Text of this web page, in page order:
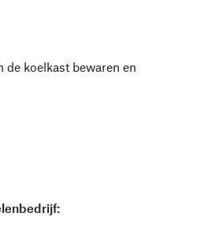
de koelkast bewaren en